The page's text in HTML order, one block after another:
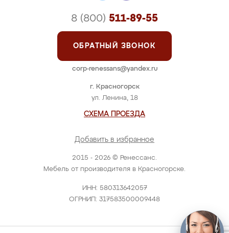
2015 - 2026 © Ренессанс.
Мебель от производителя в Красногорске.
ИНН: 580313642057
ОГРНИП: 317583500009448
г. Красногорск
ул. Ленина, 18
СХЕМА ПРОЕЗДА
Добавить в избранное
8 (800) 511-89-55
ОБРАТНЫЙ ЗВОНОК
corp-renessans@yandex.ru